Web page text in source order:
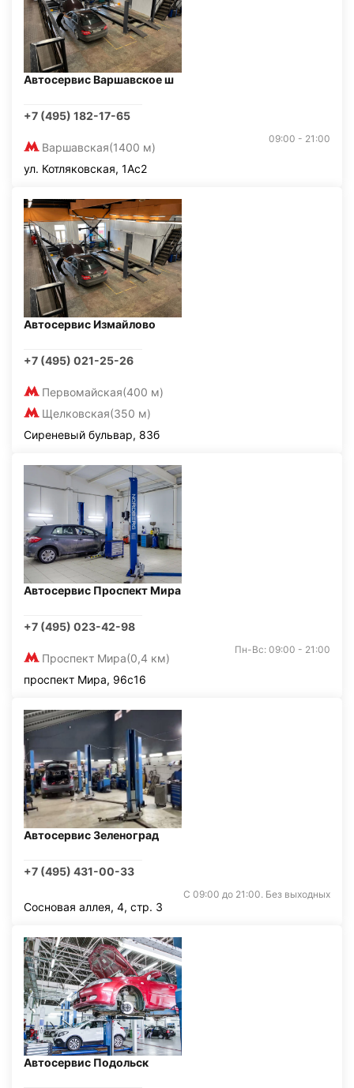
Автосервис Варшавское ш
+7 (495) 182-17-65
Варшавская(1400 м)
09:00 - 21:00
ул. Котляковская, 1Ас2
Автосервис Измайлово
+7 (495) 021-25-26
Первомайская(400 м)
Щелковская(350 м)
Сиреневый бульвар, 83б
Автосервис Проспект Мира
+7 (495) 023-42-98
Проспект Мира(0,4 км)
Пн-Вс: 09:00 - 21:00
проспект Мира, 96с16
Автосервис Зеленоград
+7 (495) 431-00-33
С 09:00 до 21:00. Без выходных
Сосновая аллея, 4, стр. 3
Автосервис Подольск